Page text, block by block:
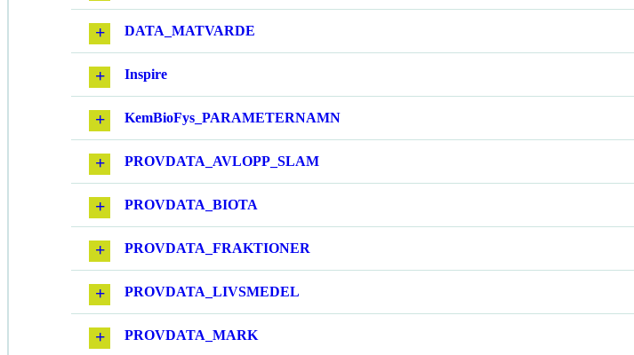
DATA_MATVARDE
Inspire
KemBioFys_PARAMETERNAMN
PROVDATA_AVLOPP_SLAM
PROVDATA_BIOTA
PROVDATA_FRAKTIONER
PROVDATA_LIVSMEDEL
PROVDATA_MARK